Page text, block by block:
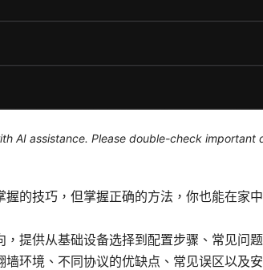
AI assistance. Please double-check important
的技巧，但掌握正确的方法，你也能在家
提供从基础设备选择到配置步骤、常见问
环境、不同协议的优缺点、常见误区以及